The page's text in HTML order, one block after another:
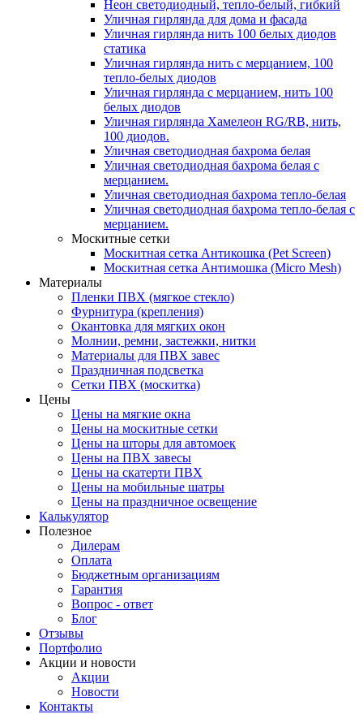
Неон светодиодный, тепло-белый, гибкий
Уличная гирлянда для дома и фасада
Уличная гирлянда нить 100 белых диодов
статика
Уличная гирлянда нить с мерцанием, 100
тепло-белых диодов
Уличная гирлянда с мерцанием, нить 100
белых диодов
Уличная гирлянда Хамелеон RG/RB, нить,
100 диодов.
Уличная светодиодная бахрома белая
Уличная светодиодная бахрома белая с
мерцанием.
Уличная светодиодная бахрома тепло-белая
Уличная светодиодная бахрома тепло-белая с
мерцанием.
Москитные сетки
Москитная сетка Антикошка (Pet Screen)
Москитная сетка Антимошка (Micro Mesh)
Материалы
Пленки ПВХ (мягкое стекло)
Фурнитура (крепления)
Окантовка для мягких окон
Молнии, ремни, застежки, нитки
Материалы для ПВХ завес
Праздничная подсветка
Сетки ПВХ (москитка)
Цены
Цены на мягкие окна
Цены на москитные сетки
Цены на шторы для автомоек
Цены на ПВХ завесы
Цены на скатерти ПВХ
Цены на мобильные шатры
Цены на праздничное освещение
Калькулятор
Полезное
Дилерам
Оплата
Бюджетным организациям
Гарантия
Вопрос - ответ
Блог
Отзывы
Портфолио
Акции и новости
Акции
Новости
Контакты